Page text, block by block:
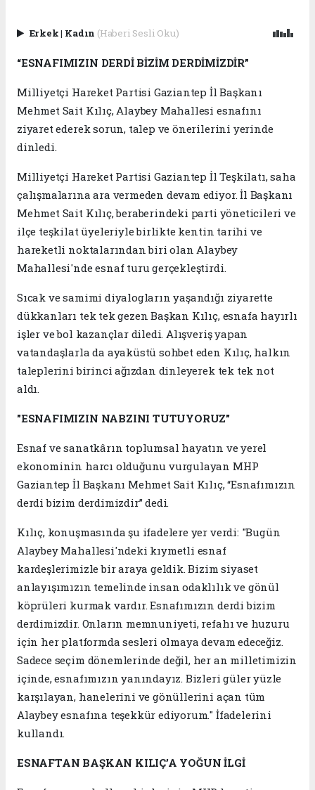
Erkek| Kadın (Haberi Sesli Oku)
“ESNAFIMIZIN DERDİ BİZİM DERDİMİZDİR”
Milliyetçi Hareket Partisi Gaziantep İl Başkanı
Mehmet Sait Kılıç, Alaybey Mahallesi esnafını
ziyaret ederek sorun, talep ve önerilerini yerinde
dinledi.
Milliyetçi Hareket Partisi Gaziantep İl Teşkilatı, saha
çalışmalarına ara vermeden devam ediyor. İl Başkanı
Mehmet Sait Kılıç, beraberindeki parti yöneticileri ve
ilçe teşkilat üyeleriyle birlikte kentin tarihi ve
hareketli noktalarından biri olan Alaybey
Mahallesi'nde esnaf turu gerçekleştirdi.
Sıcak ve samimi diyalogların yaşandığı ziyarette
dükkanları tek tek gezen Başkan Kılıç, esnafa hayırlı
işler ve bol kazançlar diledi. Alışveriş yapan
vatandaşlarla da ayaküstü sohbet eden Kılıç, halkın
taleplerini birinci ağızdan dinleyerek tek tek not
aldı.
"ESNAFIMIZIN NABZINI TUTUYORUZ"
Esnaf ve sanatkârın toplumsal hayatın ve yerel
ekonominin harcı olduğunu vurgulayan MHP
Gaziantep İl Başkanı Mehmet Sait Kılıç, “Esnafımızın
derdi bizim derdimizdir” dedi.
Kılıç, konuşmasında şu ifadelere yer verdi: "Bugün
Alaybey Mahallesi'ndeki kıymetli esnaf
kardeşlerimizle bir araya geldik. Bizim siyaset
anlayışımızın temelinde insan odaklılık ve gönül
köprüleri kurmak vardır. Esnafımızın derdi bizim
derdimizdir. Onların memnuniyeti, refahı ve huzuru
için her platformda sesleri olmaya devam edeceğiz.
Sadece seçim dönemlerinde değil, her an milletimizin
içinde, esnafımızın yanındayız. Bizleri güler yüzle
karşılayan, hanelerini ve gönüllerini açan tüm
Alaybey esnafına teşekkür ediyorum." İfadelerini
kullandı.
ESNAFTAN BAŞKAN KILIÇ’A YOĞUN İLGİ